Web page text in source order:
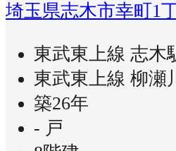
埼玉県志木市幸町1
東武東上線 志木
東武東上線 柳瀬
築26年
- 戸